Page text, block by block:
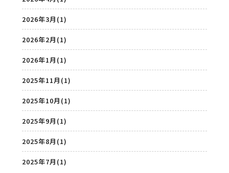
2026年3月 (1)
2026年2月 (1)
2026年1月 (1)
2025年11月 (1)
2025年10月 (1)
2025年9月 (1)
2025年8月 (1)
2025年7月 (1)